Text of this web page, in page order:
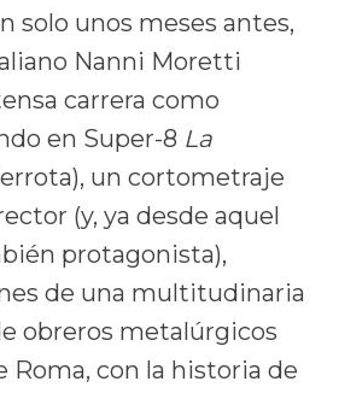
solo unos meses antes,
Nanni Moretti
carrera como
en Super-8 La
un cortometraje
(y, ya desde aquel
protagonista),
de una multitudinaria
obreros metalúrgicos
Roma, con la historia de